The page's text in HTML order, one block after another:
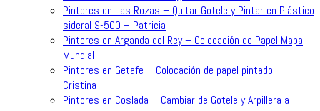
Pintores en Las Rozas – Quitar Gotele y Pintar en Plástico
sideral S-500 – Patricia
Pintores en Arganda del Rey – Colocación de Papel Mapa
Mundial
Pintores en Getafe – Colocación de papel pintado –
Cristina
Pintores en Coslada – Cambiar de Gotele y Arpillera a